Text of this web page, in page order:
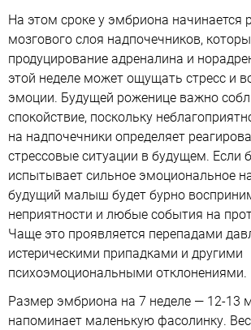
На этом сроке у эмбриона начинается
мозгового слоя надпочечников,
продуцирование адреналина и
этой неделе может ощущать стресс и
эмоции. Будущей роженице важно
спокойствие, поскольку
на надпочечники определяет
стрессовые ситуации в будущем. Если
испытывает сильное эмоциональное
будущий малыш будет бурно
неприятности и любые события на
Чаще это проявляется перепадами
истерическими припадками и другими
психоэмоциональными отклонениями.
Размер эмбриона на 7 неделе — 12-13
напоминает маленькую фасолинку.